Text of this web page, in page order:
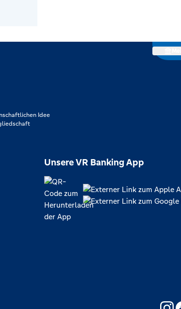
Idee
Unsere VR Banking App